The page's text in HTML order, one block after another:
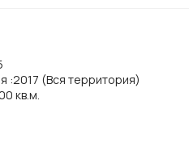
:2017 (Вся территория)
кв.м.